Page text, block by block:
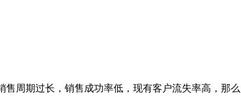
周期过长，销售成功率低，现有客户流失率高，那么